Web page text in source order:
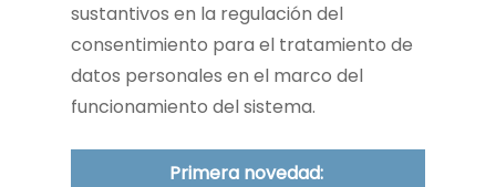
sustantivos en la regulación del
consentimiento para el tratamiento de
datos personales en el marco del
funcionamiento del sistema.
Primera novedad: